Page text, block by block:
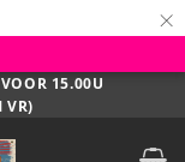
×
15.00U
VR)